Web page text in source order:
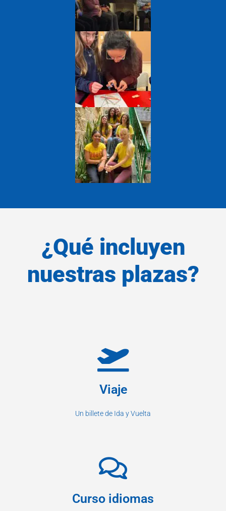
¿Qué incluyen
nuestras plazas?
Viaje
Un billete de Ida y Vuelta
Curso idiomas